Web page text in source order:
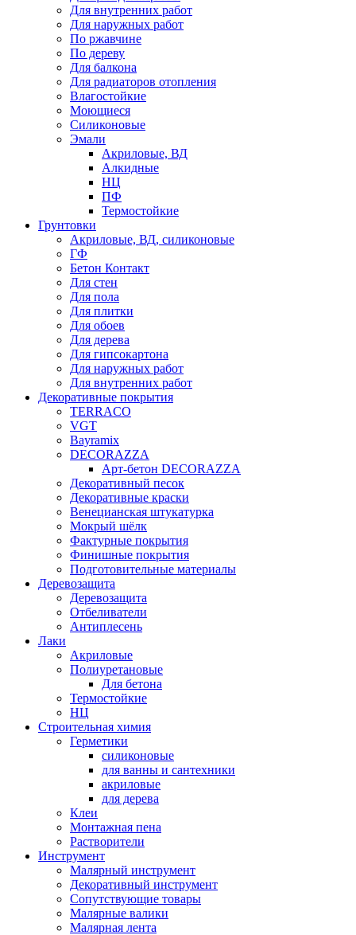
Для внутренних работ
Для наружных работ
По ржавчине
По дереву
Для балкона
Для радиаторов отопления
Влагостойкие
Моющиеся
Силиконовые
Эмали
Акриловые, ВД
Алкидные
НЦ
ПФ
Термостойкие
Грунтовки
Акриловые, ВД, силиконовые
ГФ
Бетон Контакт
Для стен
Для пола
Для плитки
Для обоев
Для дерева
Для гипсокартона
Для наружных работ
Для внутренних работ
Декоративные покрытия
TERRACO
VGT
Bayramix
DECORAZZA
Арт-бетон DECORAZZA
Декоративный песок
Декоративные краски
Венецианская штукатурка
Мокрый шёлк
Фактурные покрытия
Финишные покрытия
Подготовительные материалы
Деревозащита
Деревозащита
Отбеливатели
Антиплесень
Лаки
Акриловые
Полиуретановые
Для бетона
Термостойкие
НЦ
Строительная химия
Герметики
силиконовые
для ванны и сантехники
акриловые
для дерева
Клеи
Монтажная пена
Растворители
Инструмент
Малярный инструмент
Декоративный инструмент
Сопутствующие товары
Малярные валики
Малярная лента